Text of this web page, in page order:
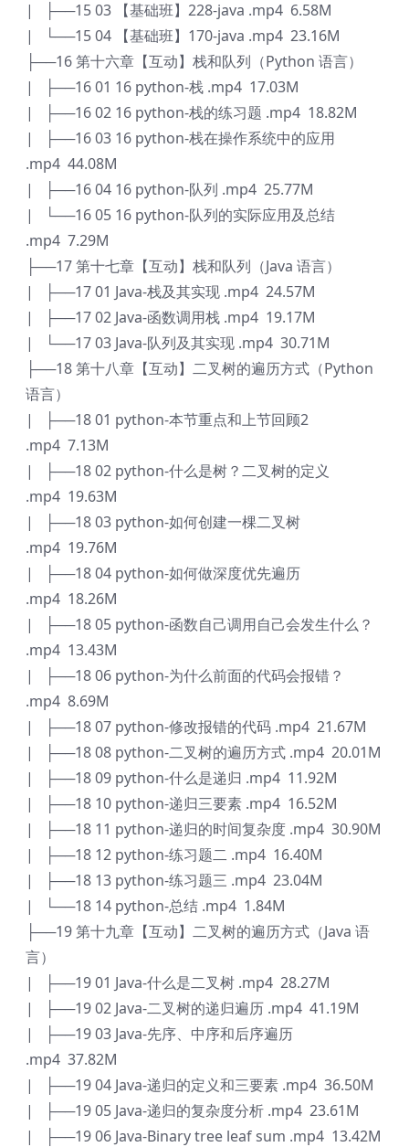
| ├──15 03 【基础班】228-java .mp4 6.58M
| └──15 04 【基础班】170-java .mp4 23.16M
├──16 第十六章【互动】栈和队列（Python 语言）
| ├──16 01 16 python-栈 .mp4 17.03M
| ├──16 02 16 python-栈的练习题 .mp4 18.82M
| ├──16 03 16 python-栈在操作系统中的应用
.mp4 44.08M
| ├──16 04 16 python-队列 .mp4 25.77M
| └──16 05 16 python-队列的实际应用及总结
.mp4 7.29M
├──17 第十七章【互动】栈和队列（Java 语言）
| ├──17 01 Java-栈及其实现 .mp4 24.57M
| ├──17 02 Java-函数调用栈 .mp4 19.17M
| └──17 03 Java-队列及其实现 .mp4 30.71M
├──18 第十八章【互动】二叉树的遍历方式（Python
语言）
| ├──18 01 python-本节重点和上节回顾2
.mp4 7.13M
| ├──18 02 python-什么是树？二叉树的定义
.mp4 19.63M
| ├──18 03 python-如何创建一棵二叉树
.mp4 19.76M
| ├──18 04 python-如何做深度优先遍历
.mp4 18.26M
| ├──18 05 python-函数自己调用自己会发生什么？
.mp4 13.43M
| ├──18 06 python-为什么前面的代码会报错？
.mp4 8.69M
| ├──18 07 python-修改报错的代码 .mp4 21.67M
| ├──18 08 python-二叉树的遍历方式 .mp4 20.01M
| ├──18 09 python-什么是递归 .mp4 11.92M
| ├──18 10 python-递归三要素 .mp4 16.52M
| ├──18 11 python-递归的时间复杂度 .mp4 30.90M
| ├──18 12 python-练习题二 .mp4 16.40M
| ├──18 13 python-练习题三 .mp4 23.04M
| └──18 14 python-总结 .mp4 1.84M
├──19 第十九章【互动】二叉树的遍历方式（Java 语
言）
| ├──19 01 Java-什么是二叉树 .mp4 28.27M
| ├──19 02 Java-二叉树的递归遍历 .mp4 41.19M
| ├──19 03 Java-先序、中序和后序遍历
.mp4 37.82M
| ├──19 04 Java-递归的定义和三要素 .mp4 36.50M
| ├──19 05 Java-递归的复杂度分析 .mp4 23.61M
| ├──19 06 Java-Binary tree leaf sum .mp4 13.42M